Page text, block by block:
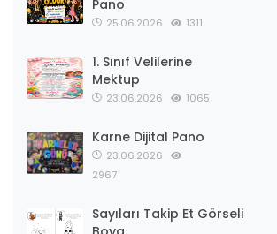
Pano
25.06.2026 1311
1. Sınıf Velilerine
Mektup
23.06.2026 1065
Karne Dijital Pano
23.06.2026
2967
Sayıları Takip Et Görseli